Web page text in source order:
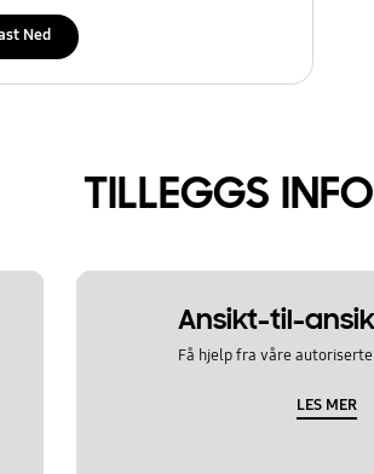
Ned
TILLEGGS
Ansikt-til-
Få hjelp fra våre
LES MER